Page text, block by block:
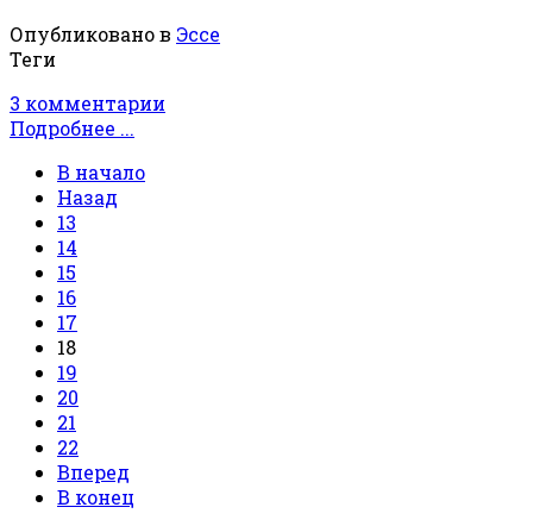
Опубликовано в Эссе
Теги
3 комментарии
Подробнее ...
В начало
Назад
13
14
15
16
17
18
19
20
21
22
Вперед
В конец